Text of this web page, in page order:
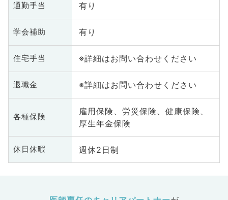
通勤手当 有り
学会補助 有り
住宅手当 ※詳細はお問い合わせください
退職金 ※詳細はお問い合わせください
各種保険
雇用保険、労災保険、健康保険、
厚生年金保険
休日休暇 週休2日制